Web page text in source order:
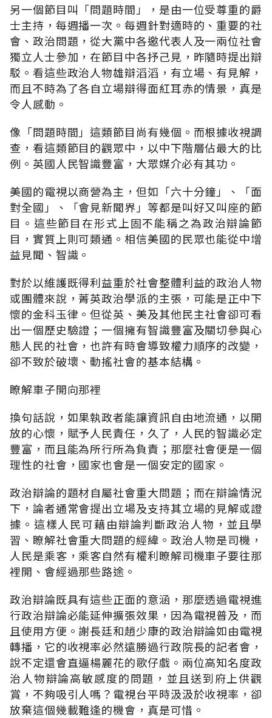
另一個節目叫「問題時間」，是由一位受尊重的爵
士主持，每週播一次。每週針對適時的、重要的社
會、政治問題，從大黨中各邀代表人及一兩位社會
獨立人士參加，在節目中各抒己見，昨隨時提出辯
駁。看這些政治人物雄辯滔滔，有立場、有見解，
而且不時為了各自立場辯得面紅耳赤的情景，真是
令人感動。
像「問題時間」這類節目尚有幾個。而根據收視調
查，看這類節目的觀眾中，以中下階層佔最大的比
例。英國人民智識豐富，大眾媒介必有其功。
美國的電視以商營為主，但如「六十分鐘」、「面
對全國」、「會見新聞界」等都是叫好又叫座的節
目。這些節目在形式上固不能稱之為政治辯論節
目，實質上則可類通。相信美國的民眾也能從中增
益見聞、智識。
對於以維護既得利益重於社會整體利益的政治人物
或團體來說，菁英政治學派的主張，可能是正中下
懷的金科玉律。但從英、美及其他民主社會卻可看
出一個歷史驗證；一個擁有智識豐富及關切參與心
態人民的社會，也許有時會導致權力順序的改變，
卻不致於破壞、動搖社會的基本結構。
瞭解車子開向那裡
換句話說，如果執政者能讓資訊自由地流通，以開
放的心懷，賦予人民責任，久了，人民的智識必定
豐富，而且能為所行所為負責；那麼社會便是一個
理性的社會，國家也會是一個安定的國家。
政治辯論的題材自屬社會重大問題；而在辯論情況
下，論者通常會提出立場及支持其立場的見解或證
據。這樣人民可藉由辯論判斷政治人物，並且學
習、瞭解社會重大問題的經緯。政治人物是司機，
人民是乘客，乘客自然有權利瞭解司機車子要往那
裡開、會經過那些路途。
政治辯論既具有這些正面的意涵，那麼透過電視進
行政治辯論必能延伸擴張效果，因為電視普及，而
且使用方便。謝長廷和趙少康的政治辯論如由電視
轉播，它的收視率必然遠勝過行政院長的記者會，
說不定還會直逼楊麗花的歌仔戲。兩位高知名度政
治人物辯論高敏感度的問題，並且送到府上供觀
賞，不夠吸引人嗎？電視台平時汲汲於收視率，卻
放棄這個幾載難逢的機會，真是可惜。